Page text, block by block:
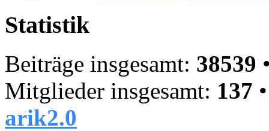
Statistik
Beiträge insgesamt: 38539
Mitglieder insgesamt: 137
arik2.0